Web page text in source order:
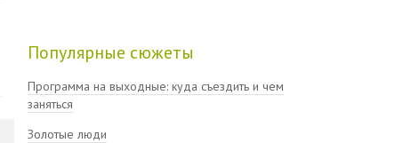
Популярные сюжеты
Программа на выходные: куда съездить и чем
заняться
Золотые люди